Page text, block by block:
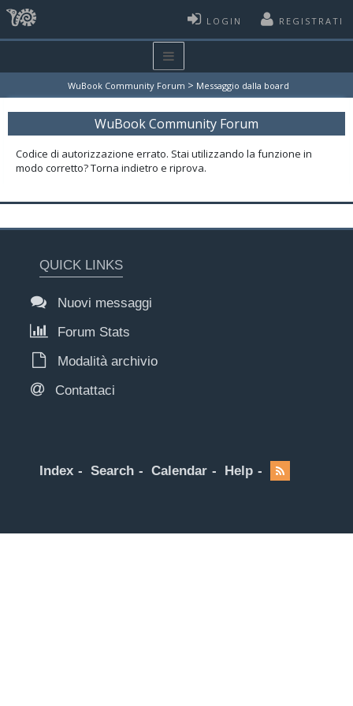
LOGIN REGISTRATI
WuBook Community Forum > Messaggio dalla board
WuBook Community Forum
Codice di autorizzazione errato. Stai utilizzando la funzione in
modo corretto? Torna indietro e riprova.
QUICK LINKS
Nuovi messaggi
Forum Stats
Modalità archivio
Contattaci
Index Search Calendar Help